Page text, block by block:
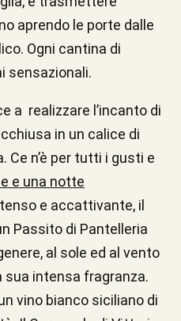
aprendo le porte dalle
Ogni cantina di
sensazionali.
a realizzare l’incanto di
in un calice di
n’è per tutti i gusti e
e una notte
e accattivante, il
Passito di Pantelleria
al sole ed al vento
sua intensa fragranza.
vino bianco siciliano di